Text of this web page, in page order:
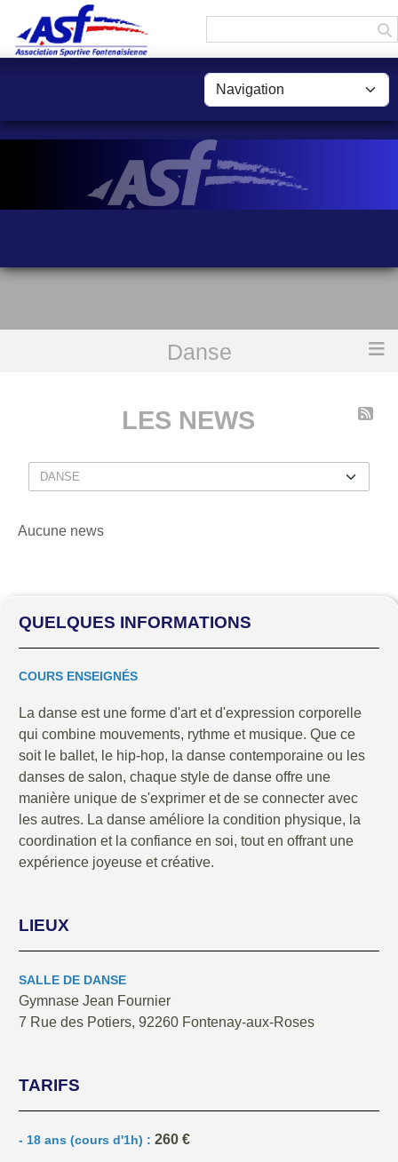
Danse
Les news
LES NEWS
Aucune news
QUELQUES INFORMATIONS
COURS ENSEIGNÉS
La danse est une forme d'art et d'expression corporelle
qui combine mouvements, rythme et musique. Que ce
soit le ballet, le hip-hop, la danse contemporaine ou les
danses de salon, chaque style de danse offre une
manière unique de s'exprimer et de se connecter avec
les autres. La danse améliore la condition physique, la
coordination et la confiance en soi, tout en offrant une
expérience joyeuse et créative.
LIEUX
SALLE DE DANSE
Gymnase Jean Fournier
7 Rue des Potiers, 92260 Fontenay-aux-Roses
TARIFS
- 18 ans (cours d'1h) : 260 €
Panneau de gestion des cookies